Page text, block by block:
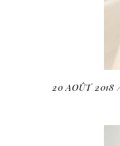
20 AOÛT 2018